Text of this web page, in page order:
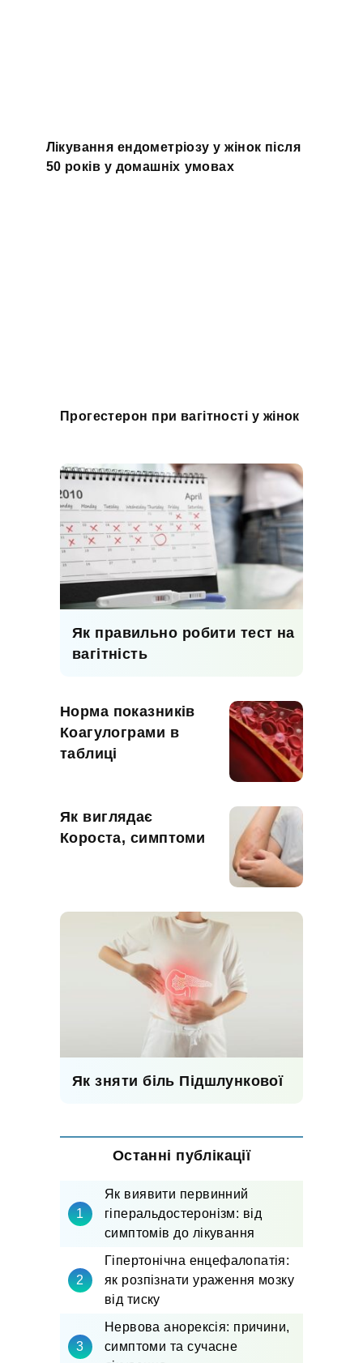
Лікування ендометріозу у жінок після
50 років у домашніх умовах
Прогестерон при вагітності у жінок
Як правильно робити тест на
вагітність
Норма показників
Коагулограми в
таблиці
Як виглядає
Короста, симптоми
Як зняти біль Підшлункової
Останні публікації
Як виявити первинний
гіперальдостеронізм: від
симптомів до лікування
Гіпертонічна енцефалопатія:
як розпізнати ураження мозку
від тиску
Нервова анорексія: причини,
симптоми та сучасне